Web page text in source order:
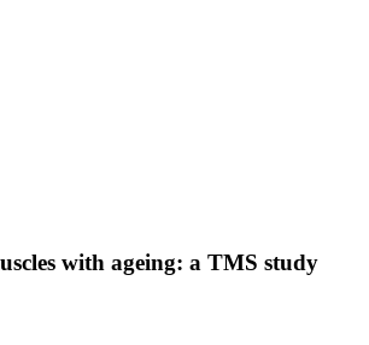
with ageing: a TMS study